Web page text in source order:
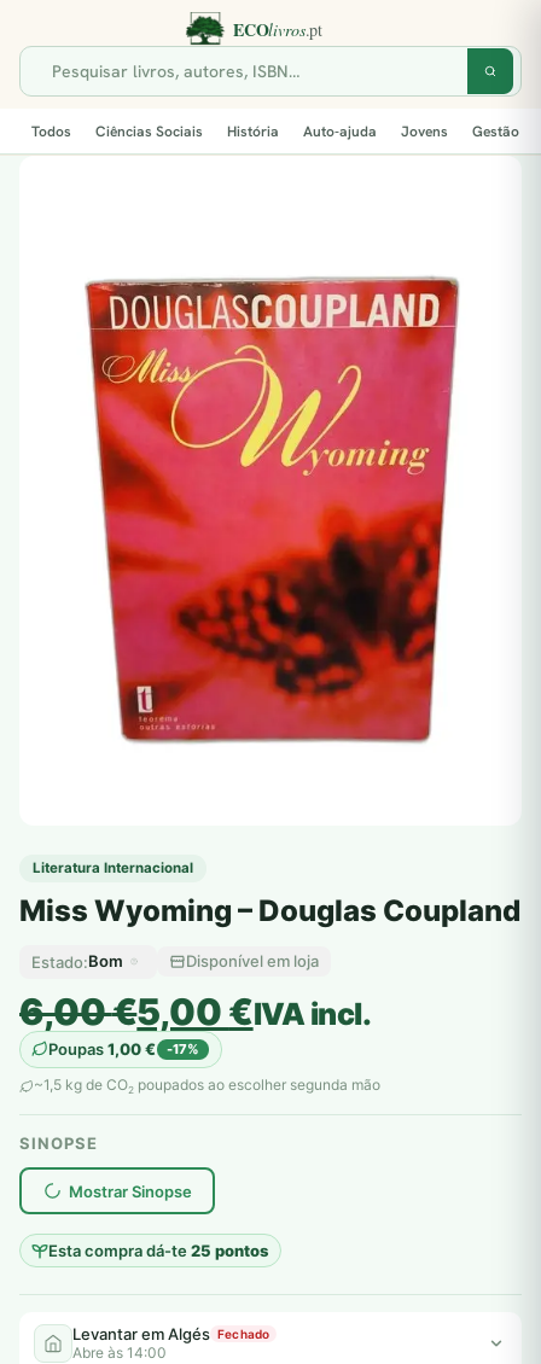
Todos Ciências Sociais História Auto-ajuda Jovens Gestão
Literatura Internacional
Miss Wyoming – Douglas Coupland
Estado:Bom Disponível em loja
6,00€
O
preço
original
era:
6,00 €.
5,00€
O
preço
atual
é:
5,00 €.
IVA incl.
Poupas1,00€ -17%
~1,5 kg de CO2 poupados ao escolher segunda mão
SINOPSE
Mostrar Sinopse
Esta compra dá-te25 pontos
plantar árvores reais
Levantar em Algés Fechado
Abre às 14:00